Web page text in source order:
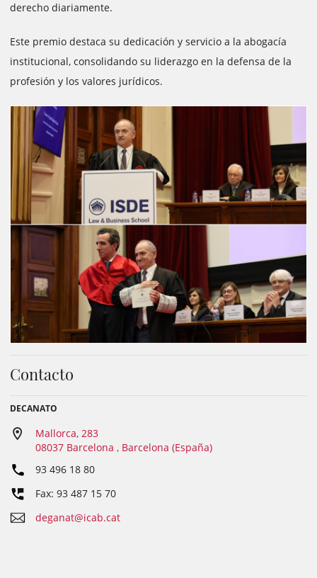
derecho diariamente.
Este premio destaca su dedicación y servicio a la abogacía
institucional, consolidando su liderazgo en la defensa de la
profesión y los valores jurídicos.
Contacto
DECANATO
Mallorca, 283
08037 Barcelona , Barcelona (España)
93 496 18 80
Fax: 93 487 15 70
deganat@icab.cat